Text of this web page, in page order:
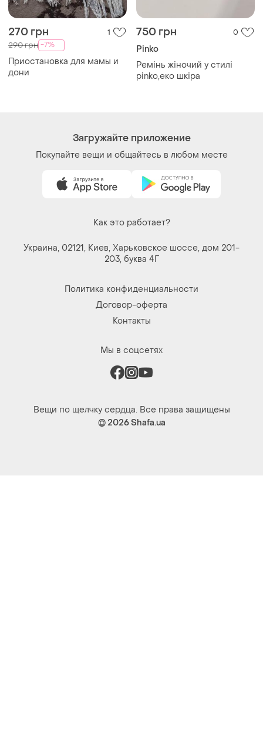
270 грн 1
290 грн -7%
Приостановка для мамы и
дони
750 грн 0
Pinko
Ремінь жіночий у стилі
pinko,еко шкіра
Загружайте приложение
Покупайте вещи и общайтесь в любом месте
Как это работает?
Украина, 02121, Киев, Харьковское шоссе, дом 201-
203, буква 4Г
Политика конфиденциальности
Договор-оферта
Контакты
Мы в соцсетях
Вещи по щелчку сердца. Все права защищены
© 2026Shafa.ua